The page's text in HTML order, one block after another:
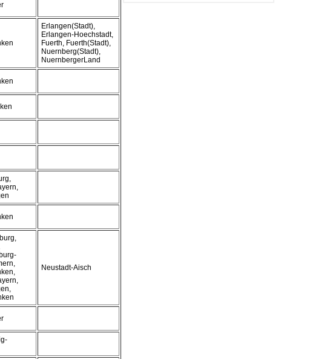
Erlangen(Stadt),
Erlangen-Hoechstadt,
Fuerth, Fuerth(Stadt),
Nuernberg(Stadt),
NuernbergerLand
Neustadt-Aisch